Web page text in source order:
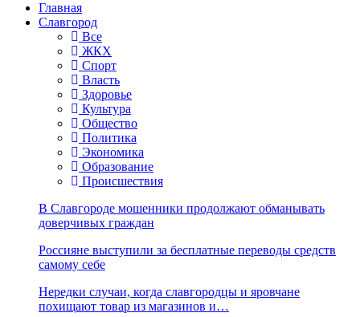
Главная
Славгород
Все
ЖКХ
Спорт
Власть
Здоровье
Культура
Общество
Политика
Экономика
Образование
Происшествия
В Славгороде мошенники продолжают обманывать
доверчивых граждан
Россияне выступили за бесплатные переводы средств
самому себе
Нередки случаи, когда славгородцы и яровчане
похищают товар из магазинов и…